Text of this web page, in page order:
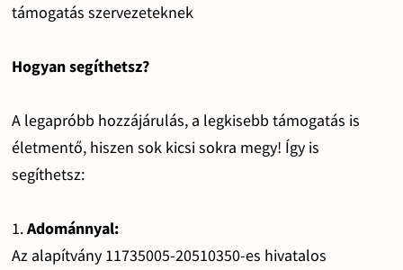
támogatás szervezeteknek
Hogyan segíthetsz?
A legapróbb hozzájárulás, a legkisebb támogatás is
életmentő, hiszen sok kicsi sokra megy! Így is
segíthetsz:
1.Adománnyal:
Az alapítvány 11735005-20510350-es hivatalos